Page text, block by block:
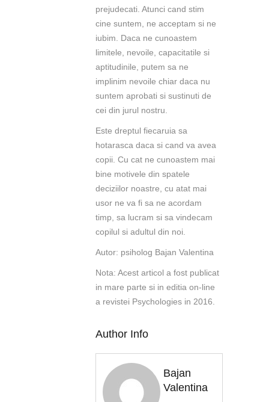
prejudecati. Atunci cand stim
cine suntem, ne acceptam si ne
iubim. Daca ne cunoastem
limitele, nevoile, capacitatile si
aptitudinile, putem sa ne
implinim nevoile chiar daca nu
suntem aprobati si sustinuti de
cei din jurul nostru.
Este dreptul fiecaruia sa
hotarasca daca si cand va avea
copii. Cu cat ne cunoastem mai
bine motivele din spatele
deciziilor noastre, cu atat mai
usor ne va fi sa ne acordam
timp, sa lucram si sa vindecam
copilul si adultul din noi.
Autor: psiholog Bajan Valentina
Nota: Acest articol a fost publicat
in mare parte si in editia on-line
a revistei Psychologies in 2016.
Author Info
Bajan
Valentina